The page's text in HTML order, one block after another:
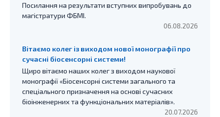
Посилання на результати вступних випробувань до
магістратури ФБМІ.
06.08.2026
Вітаємо колег із виходом нової монографії про
сучасні біосенсорні системи!
Щиро вітаємо наших колег з виходом наукової
монографії «Біосенсорні системи загального та
спеціального призначення на основі сучасних
біоінженерних та функціональних матеріалів».
20.07.2026